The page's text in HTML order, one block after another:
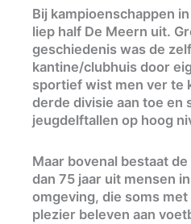
Bij kampioenschappen in
liep half De Meern uit.
geschiedenis was de
kantine/clubhuis door
sportief wist men ver te
derde divisie aan toe en
jeugdelftallen op hoog
Maar bovenal bestaat
dan 75 jaar uit mensen
omgeving, die soms met
plezier beleven aan